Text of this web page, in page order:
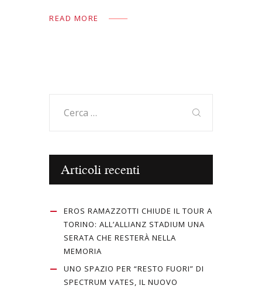
e to ai
READ MORE
per:
Articoli recenti
EROS RAMAZZOTTI CHIUDE IL TOUR A
TORINO: ALL’ALLIANZ STADIUM UNA
SERATA CHE RESTERÀ NELLA
MEMORIA
UNO SPAZIO PER “RESTO FUORI” DI
SPECTRUM VATES, IL NUOVO